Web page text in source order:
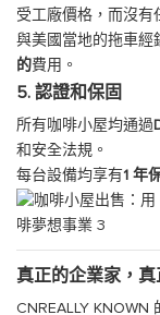
受工廠價格，而沒有
與美國當地的拖車經
的費用。
5. 認證和保固
所有咖啡小屋均通過
和安全法規。
每台設備均享有1 年
真正的企業家，
CNREALLY